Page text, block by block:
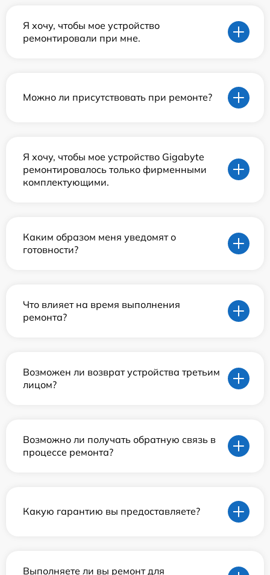
Я хочу, чтобы мое устройство
ремонтировали при мне.
Можно ли присутствовать при ремонте?
Я хочу, чтобы мое устройство Gigabyte
ремонтировалось только фирменными
комплектующими.
Каким образом меня уведомят о
готовности?
Что влияет на время выполнения
ремонта?
Возможен ли возврат устройства третьим
лицом?
Возможно ли получать обратную связь в
процессе ремонта?
Какую гарантию вы предоставляете?
Выполняете ли вы ремонт для